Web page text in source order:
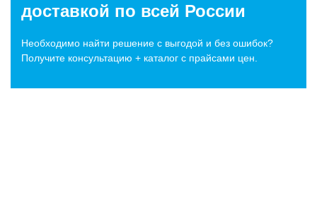
доставкой по всей России
Необходимо найти решение с выгодой и без ошибок?
Получите консультацию + каталог с прайсами цен.